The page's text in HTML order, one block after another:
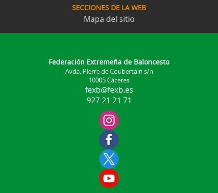
SECCIONES DE LA WEB
Mapa del sitio
Federación Extremeña de Baloncesto
Avda. Pierre de Coubertain s/n
10005 Cáceres
fexb@fexb.es
927 21 21 71